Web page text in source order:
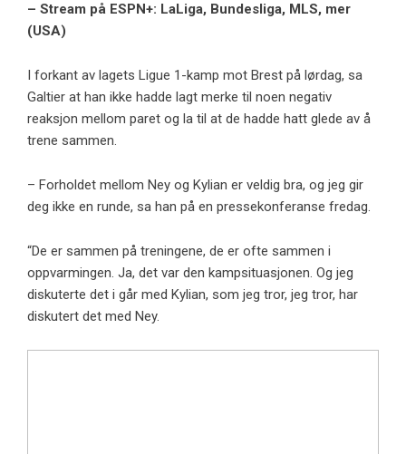
– Stream på ESPN+: LaLiga, Bundesliga, MLS, mer
(USA)
I forkant av lagets Ligue 1-kamp mot Brest på lørdag, sa
Galtier at han ikke hadde lagt merke til noen negativ
reaksjon mellom paret og la til at de hadde hatt glede av å
trene sammen.
– Forholdet mellom Ney og Kylian er veldig bra, og jeg gir
deg ikke en runde, sa han på en pressekonferanse fredag.
“De er sammen på treningene, de er ofte sammen i
oppvarmingen. Ja, det var den kampsituasjonen. Og jeg
diskuterte det i går med Kylian, som jeg tror, ​​jeg tror, ​​har
diskutert det med Ney.